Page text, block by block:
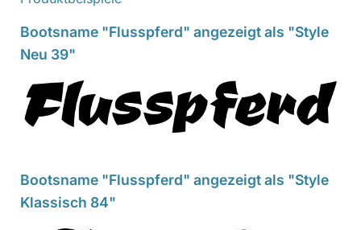
Bootsname "Flusspferd" angezeigt als "Style
Neu 39"
Bootsname "Flusspferd" angezeigt als "Style
Klassisch 84"